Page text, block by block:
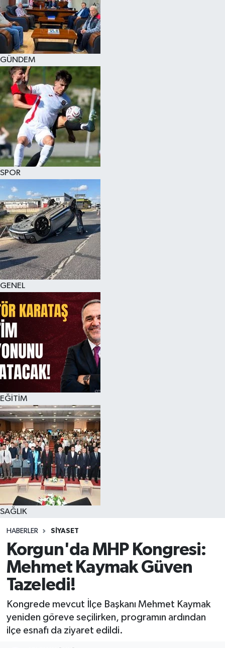
GÜNDEM
SPOR
GENEL
EĞİTİM
SAĞLIK
HABERLER SİYASET
Korgun'da MHP Kongresi:
Mehmet Kaymak Güven
Tazeledi!
Kongrede mevcut İlçe Başkanı Mehmet Kaymak
yeniden göreve seçilirken, programın ardından
ilçe esnafı da ziyaret edildi.
KÜLTÜR SANAT
MAGAZİN
SAĞLIK
SİYASET
SPOR
TEKNOLOJİ
YAŞAM